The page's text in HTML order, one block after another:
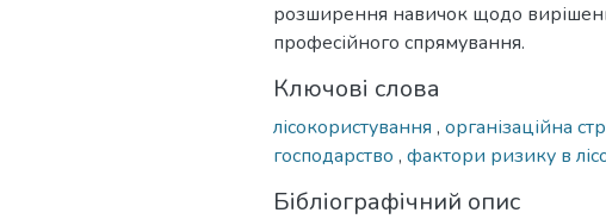
розширення навичок щодо
професійного спрямування.
Ключові слова
лісокористування , організаційна
господарство , фактори ризику в
Бібліографічний опис